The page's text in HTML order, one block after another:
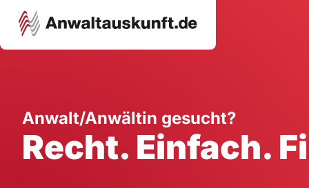
Ausbildung
Handwerk
Dienstleistung
Anwalt/Anwältin gesucht?
Recht. Einfach.